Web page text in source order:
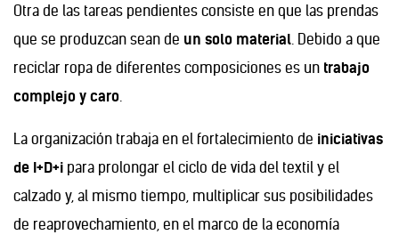
Otra de las tareas pendientes consiste en que las prendas
que se produzcan sean de un solo material. Debido a que
reciclar ropa de diferentes composiciones es un trabajo
complejo y caro.
La organización trabaja en el fortalecimiento de iniciativas
de I+D+i para prolongar el ciclo de vida del textil y el
calzado y, al mismo tiempo, multiplicar sus posibilidades
de reaprovechamiento, en el marco de la economía